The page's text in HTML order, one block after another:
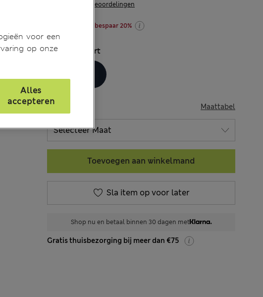
158 Beoordelingen
shop 2 stuks en bespaar 20%
KLEUR: Zwart
MAAT Maattabel
Toevoegen aan winkelmand
Sla item op voor later
Shop nu en betaal binnen 30 dagen met
Gratis thuisbezorging bij meer dan €75
voor een
op onze
Alles
accepteren